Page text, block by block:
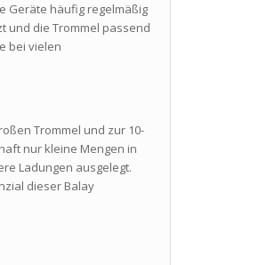
Geräte häufig regelmäßig
und die Trommel passend
bei vielen
Trommel und zur 10-
nur kleine Mengen in
Ladungen ausgelegt.
dieser Balay